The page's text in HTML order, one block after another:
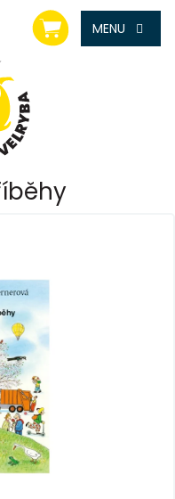
NÁKUPNÍ
KOŠÍK